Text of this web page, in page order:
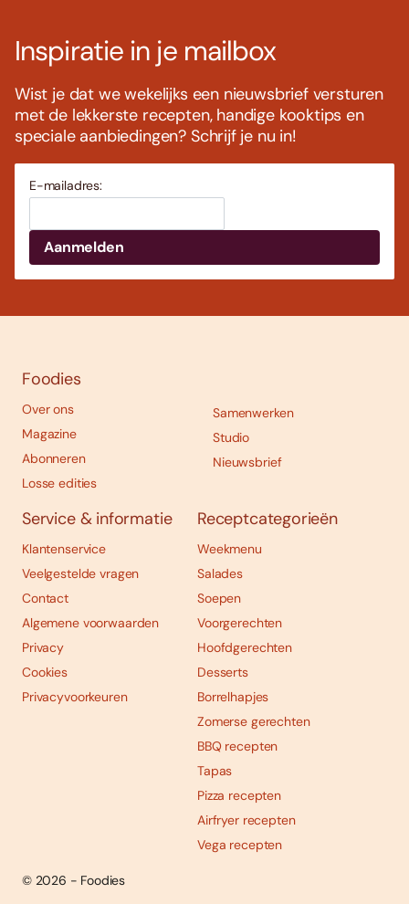
Inspiratie in je mailbox
Wist je dat we wekelijks een nieuwsbrief versturen
met de lekkerste recepten, handige kooktips en
speciale aanbiedingen? Schrijf je nu in!
E-mailadres:
Foodies
Over ons
Magazine
Abonneren
Losse edities
Samenwerken
Studio
Nieuwsbrief
Service & informatie
Klantenservice
Veelgestelde vragen
Contact
Algemene voorwaarden
Privacy
Cookies
Privacyvoorkeuren
Receptcategorieën
Weekmenu
Salades
Soepen
Voorgerechten
Hoofdgerechten
Desserts
Borrelhapjes
Zomerse gerechten
BBQ recepten
Tapas
Pizza recepten
Airfryer recepten
Vega recepten
© 2026 - Foodies